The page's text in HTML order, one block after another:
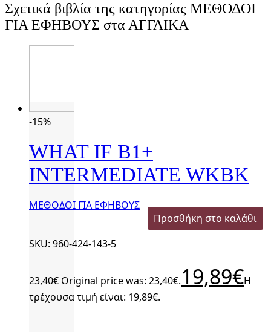
Σχετικά βιβλία της κατηγορίας ΜΕΘΟΔΟΙ
ΓΙΑ ΕΦΗΒΟΥΣ στα ΑΓΓΛΙΚΑ
-15%
WHAT IF B1+
INTERMEDIATE WKBK
ΜΕΘΟΔΟΙ ΓΙΑ ΕΦΗΒΟΥΣ
Προσθήκη στο καλάθι
SKU: 960-424-143-5
23,40€ Original price was: 23,40€.19,89€Η
τρέχουσα τιμή είναι: 19,89€.